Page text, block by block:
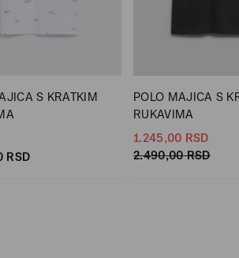
S KRATKIM
RSD
POLO MAJICA S
RUKAVIMA
1.245,00 RSD
2.490,00 RSD